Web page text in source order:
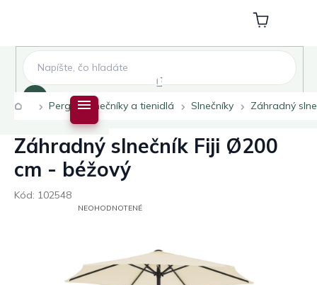
Nákupný
košík
Domov
Pergoly slnečníky a tienidlá Slnečníky Záhradný
Záhradný slnečník Fiji Ø200
cm - béžový
Kód: 102548
PRIEMERNÉNEOHODNOTENÉ